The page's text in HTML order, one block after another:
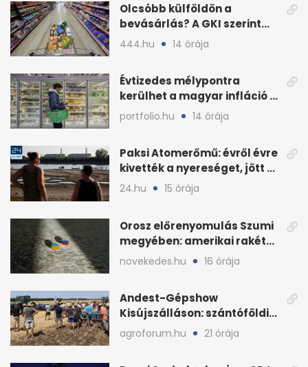
Olcsóbb külföldön a
bevásárlás? A GKI szerint
zárkózott a magyar árszint
444.hu 14 órája
Évtizedes mélypontra
kerülhet a magyar infláció a
KSH új adata szerint
portfolio.hu 14 órája
Paksi Atomerőmű: évről évre
kivették a nyereséget, jött a
baj
24.hu 15 órája
Orosz előrenyomulás Szumi
megyében: amerikai rakéták
is zsákmányként
novekedes.hu 16 órája
Andest-Gépshow
Kisújszálláson: szántóföldi
bemutató 2026. augusztus
12-én
agroforum.hu 21 órája